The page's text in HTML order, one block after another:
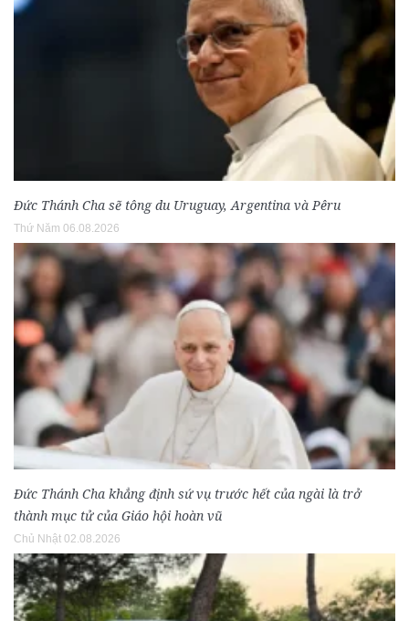
Đức Thánh Cha sẽ tông du Uruguay, Argentina và Pêru
Thứ Năm 06.08.2026
Đức Thánh Cha khẳng định sứ vụ trước hết của ngài là trở
thành mục tử của Giáo hội hoàn vũ
Chủ Nhật 02.08.2026